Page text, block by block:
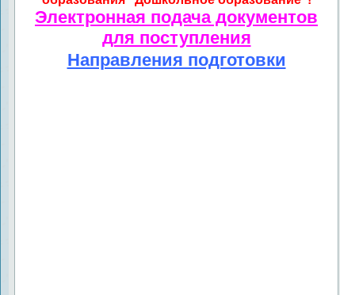
Электронная подача документов
для поступления
Направления подготовки